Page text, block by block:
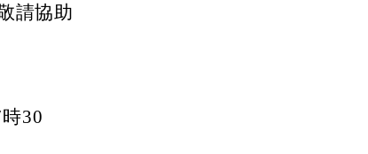
請協助
30